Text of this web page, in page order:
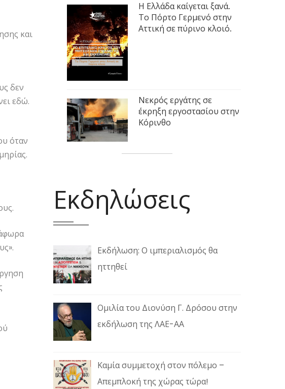
και
δεν
εδώ.
όταν
Η Ελλάδα καίγεται ξανά.
Το Πόρτο Γερμενό στην
Αττική σε πύρινο κλοιό.
Νεκρός εργάτης σε
έκρηξη εργοστασίου στην
Κόρινθο
Εκδηλώσεις
Εκδήλωση: Ο ιμπεριαλισμός θα
ηττηθεί
Ομιλία του Διονύση Γ. Δρόσου στην
εκδήλωση της ΛΑΕ-ΑΑ
Καμία συμμετοχή στον πόλεμο –
Απεμπλοκή της χώρας τώρα!